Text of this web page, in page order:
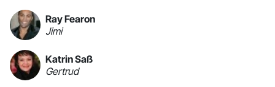
Ray Fearon
Jimi
Katrin Saß
Gertrud